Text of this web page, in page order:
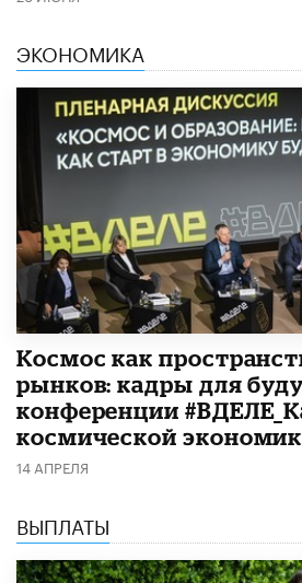
ЭКОНОМИКА
Космос как
рынков: кадры для
конференции
космической
14 АПРЕЛЯ
ВЫПЛАТЫ